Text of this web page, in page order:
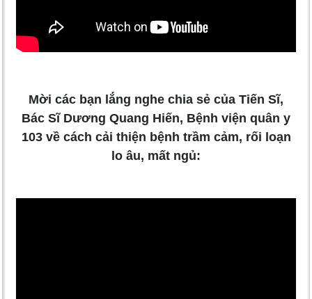
Mời các bạn lắng nghe chia sẻ của Tiến Sĩ,
Bác Sĩ Dương Quang Hiến, Bệnh viện quân y
103 về cách cải thiện bệnh trầm cảm, rối loạn
lo âu, mất ngủ: